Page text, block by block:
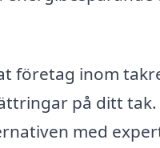
företag inom
på ditt
med